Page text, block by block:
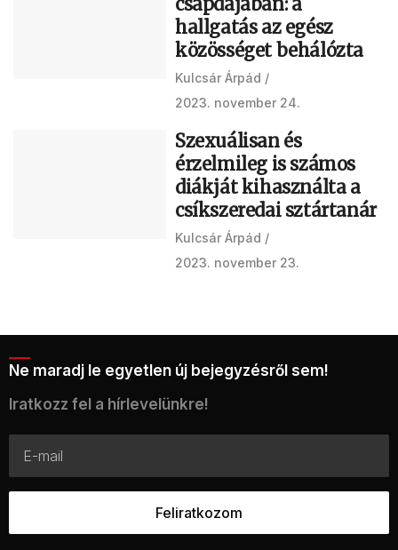
hallgatás az egész
közösséget behálózta
Kulcsár Árpád
2023. november 24.
Szexuálisan és
érzelmileg is számos
diákját kihasználta a
csíkszeredai sztártanár
Kulcsár Árpád
2023. november 23.
Ne maradj le egyetlen új bejegyzésről sem!
Iratkozz fel a hírlevelünkre!